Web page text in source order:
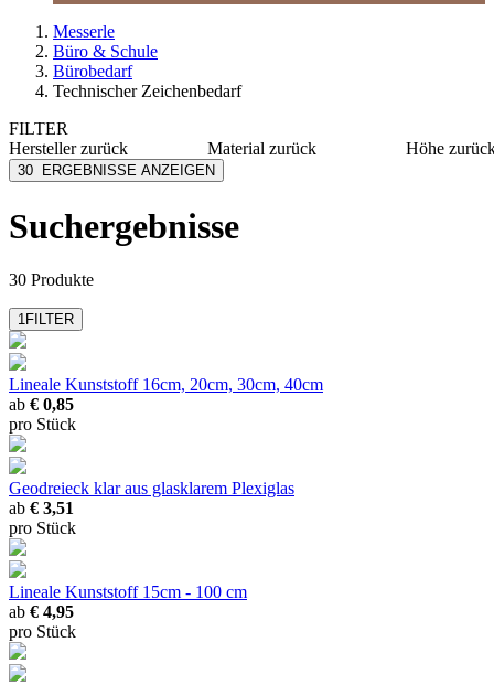
Messerle
Büro & Schule
Bürobedarf
Technischer Zeichenbedarf
FILTER
Herstellerzurück
Alco
Folia
MESSERLE
mehr anzeigen
Material zurück
Aluminium
Höhe
30 ERGEBNISSE ANZEIGEN
Suchergebnisse
30 Produkte
1FILTER
Lineale Kunststoff 16cm, 20cm, 30cm, 40cm
ab € 0,85
pro Stück
Geodreieck klaraus glasklarem Plexiglas
ab € 3,51
pro Stück
Lineale Kunststoff 15cm - 100 cm
ab € 4,95
pro Stück